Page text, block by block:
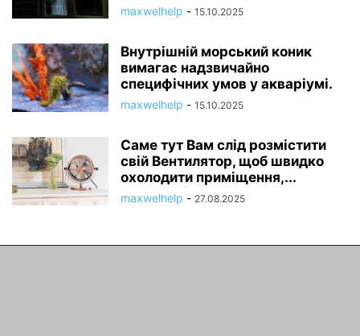
maxwelhelp - 15.10.2025
Внутрішній морський коник
вимагає надзвичайно
специфічних умов у акваріумі.
maxwelhelp - 15.10.2025
Саме тут Вам слід розмістити
свій Вентилятор, щоб швидко
охолодити приміщення,...
maxwelhelp - 27.08.2025